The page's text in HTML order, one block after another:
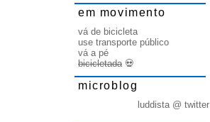
em movimento
vá de bicicleta
use transporte público
vá a pé
bicicletada💀
microblog
luddista @ twitter